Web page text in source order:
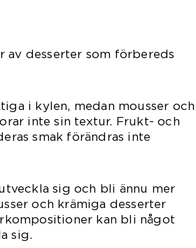
av desserter som förbereds
i kylen, medan mousser och
inte sin textur. Frukt- och
smak förändras inte
sig och bli ännu mer
och krämiga desserter
kan bli något
sig.